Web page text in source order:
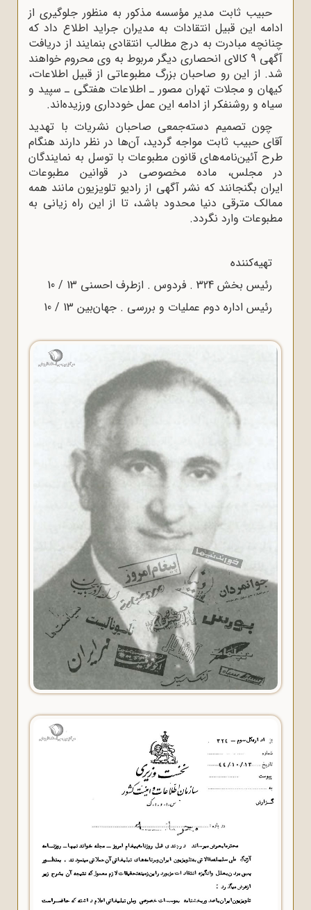
حبیب ثابت مدیر مؤسسه مذکور به منظور جلوگیری از
ادامه این قبیل انتقادات به مدیران جراید اطلاع داد که
چنانچه مبادرت به درج مطالب انتقادی بنمایند از دریافت
آگهی 9 کالای انحصاری دیگر مربوط به وی محروم خواهند
شد. از این رو صاحبان بزرگ مطبوعاتی از قبیل اطلاعات،
کیهان و مجلات تهران مصور ـ اطلاعات هفتگی ـ سپید و
سیاه و روشنفکر از ادامه این عمل خودداری ورزیده‌اند.
چون تصمیم دسته‌جمعی صاحبان نشریات با تهدید
آقای حبیب ثابت مواجه گردید، آن‌ها در نظر دارند هنگام
طرح آئین‌نامه‌های قانون مطبوعات با توسل به نمایندگان
در مجلس، ماده مخصوصی در قوانین مطبوعات
ایران بگنجانند که نشر آگهی از رادیو تلویزیون مانند همه
ممالک مترقی دنیا محدود باشد، تا از این راه زیانی به
مطبوعات وارد نگردد.
تهیه‌کننده
رئیس بخش 324 . فردوس . ازطرف احسنی 13 / 10
رئیس اداره دوم عملیات و بررسی . جهان‌بین 13 / 10